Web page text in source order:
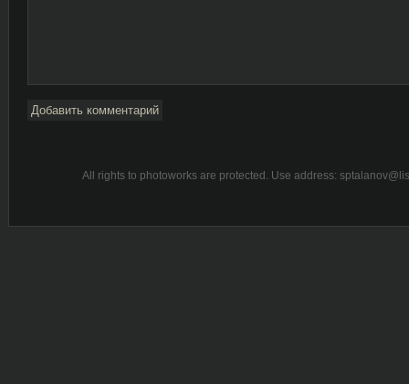
All rights to photoworks are protected. Use address: